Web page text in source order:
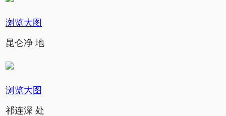
浏览大图
昆仑净 地
浏览大图
祁连深 处